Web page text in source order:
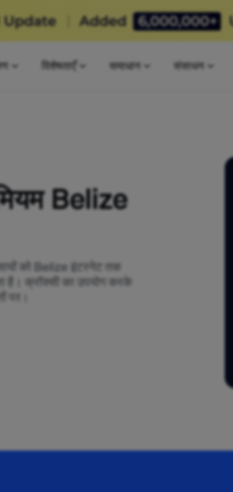
विशेषताएँ समाधान संसाधन
Belize
को Belize इंटरनेट तक
है। क्रॉक्सी का उपयोग करके
पर।